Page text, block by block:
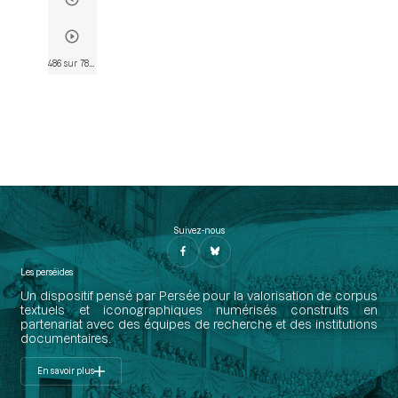
Suivez-nous
Les perséides
Un dispositif pensé par Persée pour la valorisation de corpus
textuels et iconographiques numérisés construits en
partenariat avec des équipes de recherche et des institutions
documentaires.
En savoir plus